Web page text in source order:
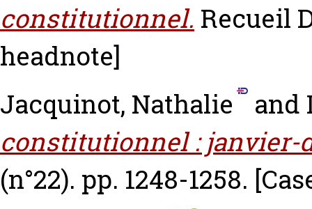
constitutionnel. Recueil
headnote]
Jacquinot, Nathalie
and
constitutionnel : janvier-
(n°22). pp. 1248-1258.